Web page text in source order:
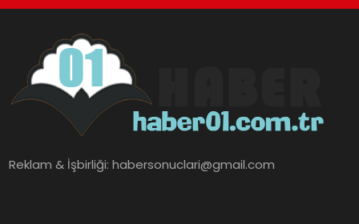
Reklam & İşbirliği:habersonuclari@gmail.com